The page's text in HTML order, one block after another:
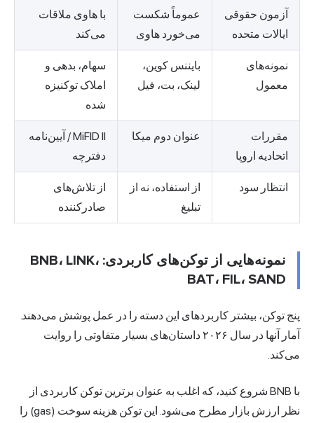
آزمون حقوقی
ایالات متحده
عموماً شکست
می‌خورد هاوی
با هاوی ملاقات
می‌کند
نمونه‌های
معمول
بایننس کوین،
لینک، بت، فیل
سهام، بدهی و
املاک توکنیزه
شده
مقررات
اتحادیه اروپا
عنوان دوم میکا
MiFID II / آیین‌نامه
دفترچه
انتظار سود
از استفاده، نه از
تبلیغ
از تلاش‌های
صادرکننده
نمونه‌هایی از توکن‌های کاربردی: BNB، LINK،
BAT، FIL، SAND
پنج توکن، بیشتر کاربردهای این دسته را در عمل پوشش می‌دهند.
آمار آنها در سال ۲۰۲۶ داستان‌های بسیار متفاوتی را روایت
می‌کند.
با BNB شروع کنید، که اغلب به عنوان برترین توکن کاربردی از
نظر ارزش بازار مطرح می‌شود. این توکن هزینه سوخت (gas) را